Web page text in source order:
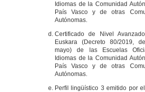
Idiomas de la Comunidad
País Vasco y de otras
Autónomas.
Certificado de Nivel
Euskara (Decreto 80/2019,
mayo) de las Escuelas
Idiomas de la Comunidad
País Vasco y de otras
Autónomas.
Perfil lingüístico 3 emitido por